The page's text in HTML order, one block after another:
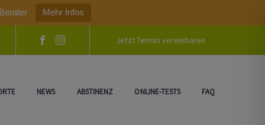
Mehr Infos
Jetzt Termin vereinbaren
NEWS ABSTINENZ ONLINE-TESTS FAQ